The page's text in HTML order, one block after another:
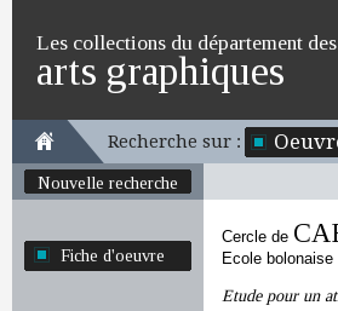
Les collections du département des
arts graphiques
Recherche sur :
Nouvelle recherche
Fiche d'oeuvre
Cercle de
Ecole bolonaise
Etude pour un